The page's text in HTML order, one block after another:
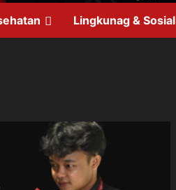
Lingkunag & Sosial